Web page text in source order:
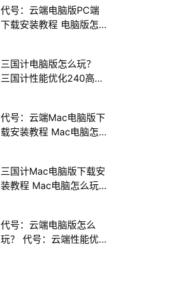
代号：云端电脑版PC端
下载安装教程 电脑版怎
三国计电脑版怎么玩？
三国计性能优化240高帧
代号：云端Mac电脑版下
载安装教程 Mac电脑怎
三国计Mac电脑版下载安
装教程 Mac电脑怎么玩
代号：云端电脑版怎么
玩？ 代号：云端性能优